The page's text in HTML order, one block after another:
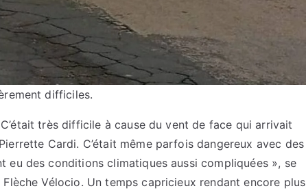
difficiles.
très difficile à cause du vent de face qui arrivait
Cardi. C’était même parfois dangereux avec des
eu des conditions climatiques aussi compliquées », se
Vélocio. Un temps capricieux rendant encore plus